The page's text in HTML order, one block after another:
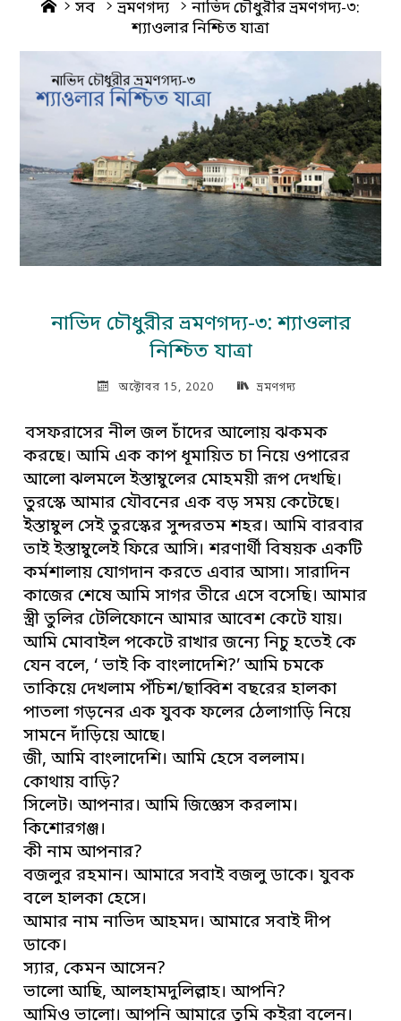
Home
সব ভ্রমণগদ্য
নাভিদ চৌধুরীর ভ্রমণগদ্য-৩:
শ্যাওলার নিশ্চিত যাত্রা
নাভিদ চৌধুরীর ভ্রমণগদ্য-৩: শ্যাওলার
নিশ্চিত যাত্রা
অক্টোবর 15, 2020 ভ্রমণগদ্য
বসফরাসের নীল জল চাঁদের আলোয় ঝকমক
করছে। আমি এক কাপ ধূমায়িত চা নিয়ে ওপারের
আলো ঝলমলে ইস্তাম্বুলের মোহময়ী রূপ দেখছি।
তুরস্কে আমার যৌবনের এক বড় সময় কেটেছে।
ইস্তাম্বুল সেই তুরস্কের সুন্দরতম শহর। আমি বারবার
তাই ইস্তাম্বুলেই ফিরে আসি। শরণার্থী বিষয়ক একটি
কর্মশালায় যোগদান করতে এবার আসা। সারাদিন
কাজের শেষে আমি সাগর তীরে এসে বসেছি। আমার
স্ত্রী তুলির টেলিফোনে আমার আবেশ কেটে যায়।
আমি মোবাইল পকেটে রাখার জন্যে নিচু হতেই কে
যেন বলে, ‘ ভাই কি বাংলাদেশি?’ আমি চমকে
তাকিয়ে দেখলাম পঁচিশ/ছাব্বিশ বছরের হালকা
পাতলা গড়নের এক যুবক ফলের ঠেলাগাড়ি নিয়ে
সামনে দাঁড়িয়ে আছে।
জী, আমি বাংলাদেশি। আমি হেসে বললাম।
কোথায় বাড়ি?
সিলেট। আপনার। আমি জিজ্ঞেস করলাম।
কিশোরগঞ্জ।
কী নাম আপনার?
বজলুর রহমান। আমারে সবাই বজলু ডাকে। যুবক
বলে হালকা হেসে।
আমার নাম নাভিদ আহমদ। আমারে সবাই দীপ
ডাকে।
স্যার, কেমন আসেন?
ভালো আছি, আলহামদুলিল্লাহ। আপনি?
আমিও ভালো। আপনি আমারে তুমি কইরা বলেন।